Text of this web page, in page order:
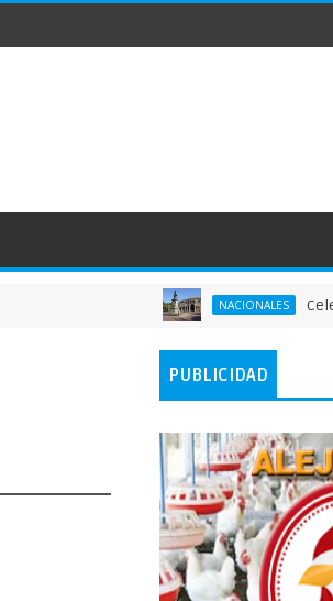
NACIONALES Celebran
PUBLICIDAD